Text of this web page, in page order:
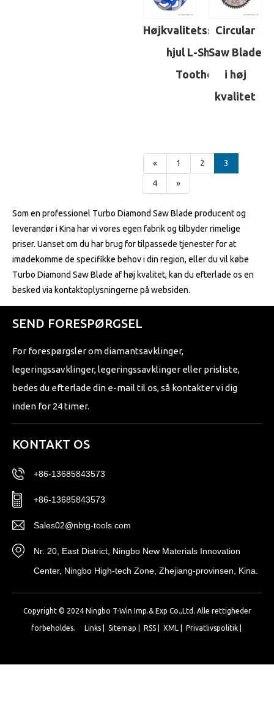
Højkvalitetsslibende
hjul L-Shape
Toothed
Circular
Saw Blade
i høj
kvalitet
« 1 2 3
4 »
Som en professionel Turbo Diamond Saw Blade producent og
leverandør i Kina har vi vores egen fabrik og tilbyder rimelige
priser. Uanset om du har brug for tilpassede tjenester for at
imødekomme de specifikke behov i din region, eller du vil købe
Turbo Diamond Saw Blade af høj kvalitet, kan du efterlade os en
besked via kontaktoplysningerne på websiden.
SEND FORESPØRGSEL
For forespørgsler om diamantsavklinger,
legeringssavklinger, legeringssavklinger eller prisliste,
bedes du efterlade din e-mail til os, så kontakter vi dig
inden for 24 timer.
KONTAKT OS
+86-13685843573
+86-13685843573
Sales02@nbtg-tools.com
Nr. 20, East District, Ningbo New Materials Innovation
Center, Ningbo High-tech Zone, Zhejiang-provinsen, Kina.
Copyright © 2024 Ningbo T-Win Imp.& Exp Co.,Ltd. Alle rettigheder
forbeholdes. Links| Sitemap RSS| XML Privatlivspolitik|